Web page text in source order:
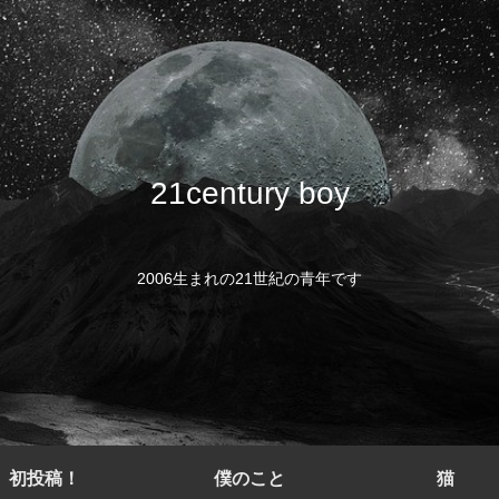
21century boy
2006生まれの21世紀の青年です
初投稿！ 僕のこと 猫